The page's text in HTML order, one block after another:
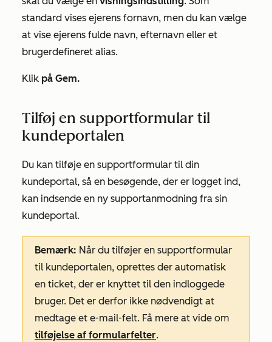
standard vises ejerens fornavn, men du kan vælge
at vise ejerens fulde navn, efternavn eller et
brugerdefineret alias.
Klik på Gem.
Tilføj en supportformular til
kundeportalen
Du kan tilføje en supportformular til din
kundeportal, så en besøgende, der er logget ind,
kan indsende en ny supportanmodning fra sin
kundeportal.
Bemærk: Når du tilføjer en supportformular
til kundeportalen, oprettes der automatisk
en ticket, der er knyttet til den indloggede
bruger. Det er derfor ikke nødvendigt at
medtage et e-mail-felt. Få mere at vide om
tilføjelse af formularfelter.